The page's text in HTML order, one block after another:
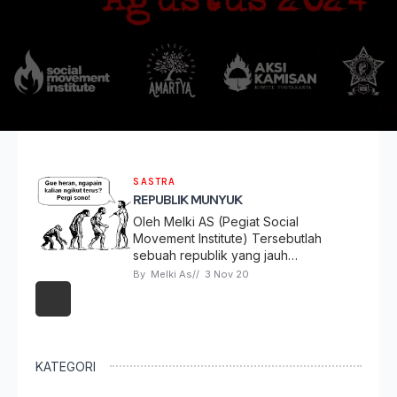
SASTRA
REPUBLIK MUNYUK
Oleh Melki AS (Pegiat Social
Movement Institute) Tersebutlah
sebuah republik yang jauh…
By Melki As// 3 Nov 20
KATEGORI